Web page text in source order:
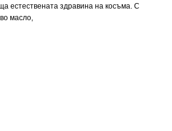
естествената здравина на косъма. С
масло,